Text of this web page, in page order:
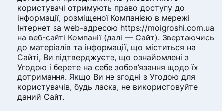
користувачі отримують право доступу до
інформації, розміщеної Компанією в мережі
Інтернет за web-адресою https://moigroshi.com.ua
на веб-сайті Компанії (далі — Сайт). Звертаючись
до матеріалів та інформації, що міститься на
Сайті, Ви підтверджуєте, що ознайомлені з
Угодою і берете на себе зобов’язання щодо їх
дотримання. Якщо Ви не згодні з Угодою для
користувачів, будь ласка, не використовуйте
даний Сайт.